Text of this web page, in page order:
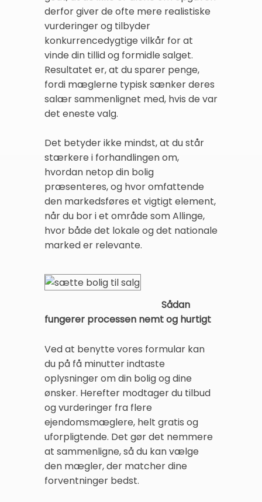
derfor giver de ofte mere realistiske
vurderinger og tilbyder
konkurrencedygtige vilkår for at
vinde din tillid og formidle salget.
Resultatet er, at du sparer penge,
fordi mæglerne typisk sænker deres
salær sammenlignet med, hvis de var
det eneste valg.
Det betyder ikke mindst, at du står
stærkere i forhandlingen om,
hvordan netop din bolig
præsenteres, og hvor omfattende
den markedsføres et vigtigt element,
når du bor i et område som Allinge,
hvor både det lokale og det nationale
marked er relevante.
Sådan
fungerer processen nemt og hurtigt
Ved at benytte vores formular kan
du på få minutter indtaste
oplysninger om din bolig og dine
ønsker. Herefter modtager du tilbud
og vurderinger fra flere
ejendomsmæglere, helt gratis og
uforpligtende. Det gør det nemmere
at sammenligne, så du kan vælge
den mægler, der matcher dine
forventninger bedst.